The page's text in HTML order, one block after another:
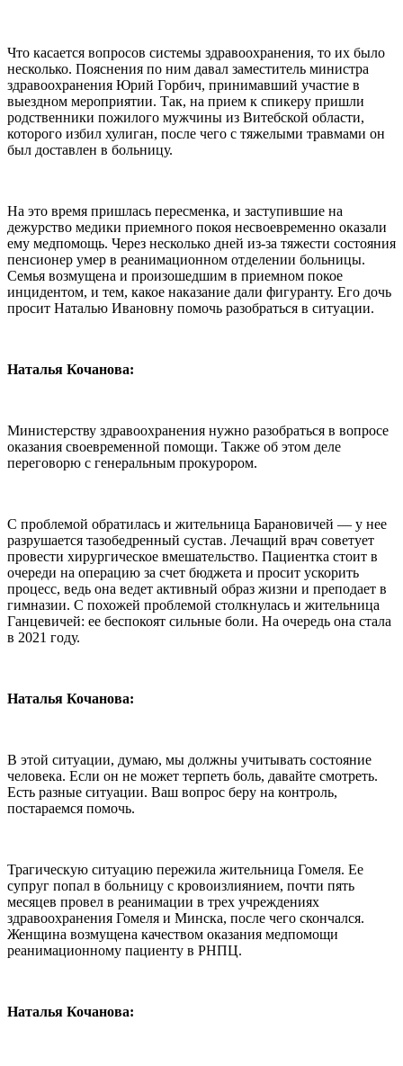
Что касается вопросов системы здравоохранения, то их было
несколько. Пояснения по ним давал заместитель министра
здравоохранения Юрий Горбич, принимавший участие в
выездном мероприятии. Так, на прием к спикеру пришли
родственники пожилого мужчины из Витебской области,
которого избил хулиган, после чего с тяжелыми травмами он
был доставлен в больницу.
На это время пришлась пересменка, и заступившие на
дежурство медики приемного покоя несвоевременно оказали
ему медпомощь. Через несколько дней из-за тяжести состояния
пенсионер умер в реанимационном отделении больницы.
Семья возмущена и произошедшим в приемном покое
инцидентом, и тем, какое наказание дали фигуранту. Его дочь
просит Наталью Ивановну помочь разобраться в ситуации.
Наталья Кочанова:
Министерству здравоохранения нужно разобраться в вопросе
оказания своевременной помощи. Также об этом деле
переговорю с генеральным прокурором.
С проблемой обратилась и жительница Барановичей — у нее
разрушается тазобедренный сустав. Лечащий врач советует
провести хирургическое вмешательство. Пациентка стоит в
очереди на операцию за счет бюджета и просит ускорить
процесс, ведь она ведет активный образ жизни и преподает в
гимназии. С похожей проблемой столкнулась и жительница
Ганцевичей: ее беспокоят сильные боли. На очередь она стала
в 2021 году.
Наталья Кочанова:
В этой ситуации, думаю, мы должны учитывать состояние
человека. Если он не может терпеть боль, давайте смотреть.
Есть разные ситуации. Ваш вопрос беру на контроль,
постараемся помочь.
Трагическую ситуацию пережила жительница Гомеля. Ее
супруг попал в больницу с кровоизлиянием, почти пять
месяцев провел в реанимации в трех учреждениях
здравоохранения Гомеля и Минска, после чего скончался.
Женщина возмущена качеством оказания медпомощи
реанимационному пациенту в РНПЦ.
Наталья Кочанова: